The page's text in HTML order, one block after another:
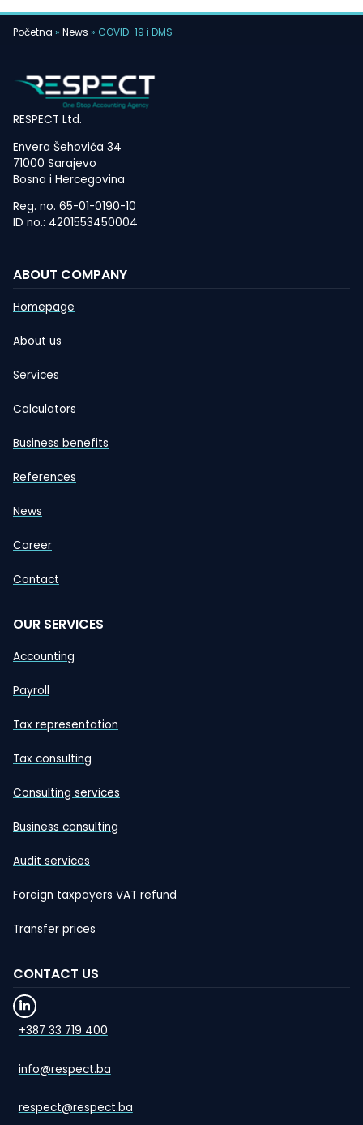
Početna » News » COVID-19 i DMS
RESPECT Ltd.
Envera Šehovića 34
71000 Sarajevo
Bosna i Hercegovina
Reg. no. 65-01-0190-10
ID no.: 4201553450004
ABOUT COMPANY
Homepage
About us
Services
Calculators
Business benefits
References
News
Career
Contact
OUR SERVICES
Accounting
Payroll
Tax representation
Tax consulting
Consulting services
Business consulting
Audit services
Foreign taxpayers VAT refund
Transfer prices
CONTACT US
+387 33 719 400
info@respect.ba
respect@respect.ba